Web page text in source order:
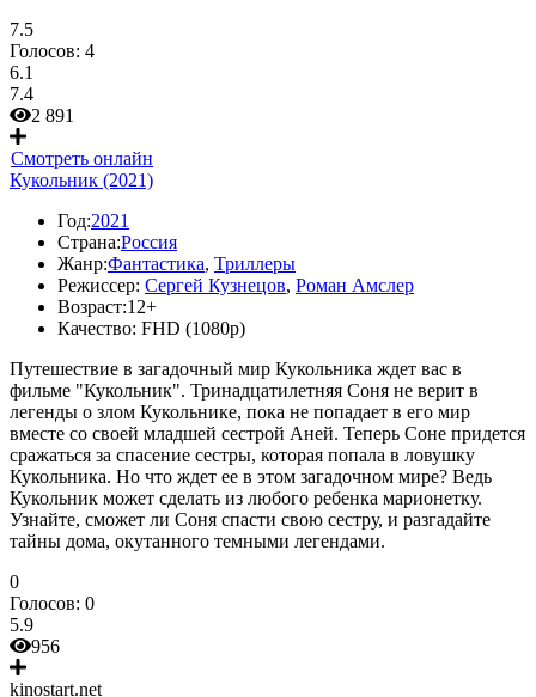
7.5
Голосов: 4
6.1
7.4
2 891
Смотреть онлайн
Кукольник (2021)
Год:2021
Страна:Россия
Жанр:Фантастика, Триллеры
Режиссер: Сергей Кузнецов, Роман Амслер
Возраст:12+
Качество: FHD (1080p)
Путешествие в загадочный мир Кукольника ждет вас в
фильме "Кукольник". Тринадцатилетняя Соня не верит в
легенды о злом Кукольнике, пока не попадает в его мир
вместе со своей младшей сестрой Аней. Теперь Соне придется
сражаться за спасение сестры, которая попала в ловушку
Кукольника. Но что ждет ее в этом загадочном мире? Ведь
Кукольник может сделать из любого ребенка марионетку.
Узнайте, сможет ли Соня спасти свою сестру, и разгадайте
тайны дома, окутанного темными легендами.
0
Голосов: 0
5.9
956
kinostart.net